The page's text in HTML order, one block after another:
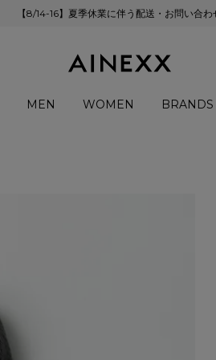
【8/14-16】夏季休業に伴う配送・お問い合
MEN WOMEN BRANDS